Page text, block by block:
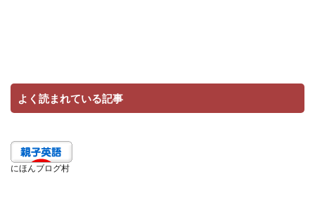
よく読まれている記事
にほんブログ村